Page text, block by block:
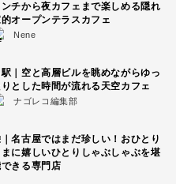
ンチから夜カフェまで楽しめる隠れ
オープンテラスカフェ
Nene
｜空と高層ビルを眺めながらゆっ
とした時間が流れる天空カフェ
ナゴレコ編集部
名古屋ではまだ珍しい！おひとり
まに嬉しいひとりしゃぶしゃぶを堪
きる専門店